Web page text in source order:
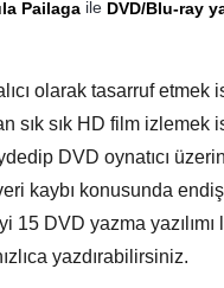
Pailaga ile DVD/Blu-ray
olarak tasarruf
sık sık HD film
DVD oynatıcı
kaybı konusunda
15 DVD yazma
yazdırabilirsiniz.